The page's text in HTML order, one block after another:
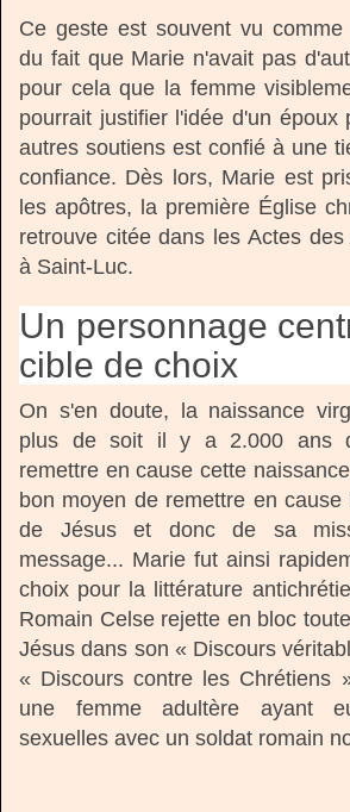
Ce geste est souvent vu comme
du fait que Marie n'avait pas
pour cela que la femme
pourrait justifier l'idée d'un époux
autres soutiens est confié à une
confiance. Dès lors, Marie est
les apôtres, la première Église
retrouve citée dans les Actes
à Saint-Luc.
Un personnage
cible de choix
On s'en doute, la naissance
plus de soit il y a 2.000 ans
remettre en cause cette
bon moyen de remettre en cause
de Jésus et donc de sa
message... Marie fut ainsi
choix pour la littérature
Romain Celse rejette en bloc
Jésus dans son « Discours
« Discours contre les Chrétiens
une femme adultère ayant
sexuelles avec un soldat romain